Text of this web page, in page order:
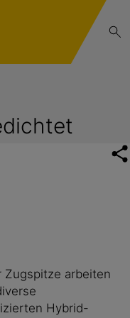
Zugspitze arbeiten
Hybrid-